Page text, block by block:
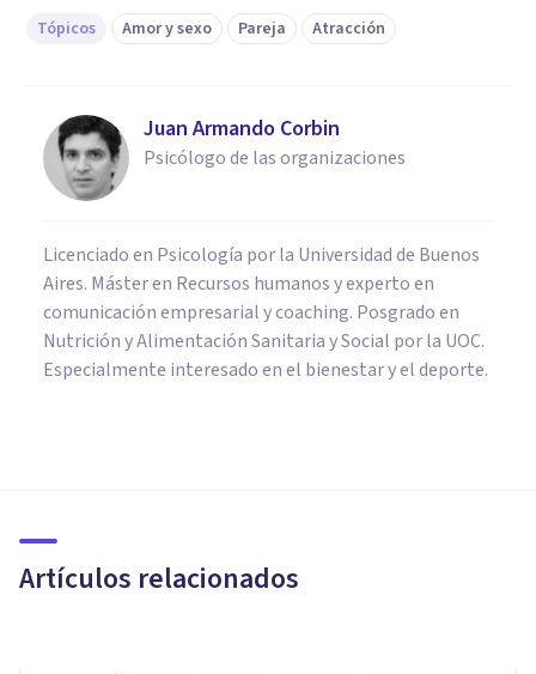
Tópicos Amor y sexo Pareja Atracción
Juan Armando Corbin
Psicólogo de las organizaciones
Licenciado en Psicología por la Universidad de Buenos
Aires. Máster en Recursos humanos y experto en
comunicación empresarial y coaching. Posgrado en
Nutrición y Alimentación Sanitaria y Social por la UOC.
Especialmente interesado en el bienestar y el deporte.
Artículos relacionados
es)